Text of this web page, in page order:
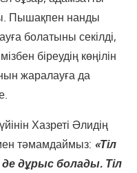
Пышақпен нанды
болатыны секілді,
біреудің көңілін
жаралауға да
Хазреті Әлидің
тәмамдаймыз: «Тіл
дұрыс болады. Тіл